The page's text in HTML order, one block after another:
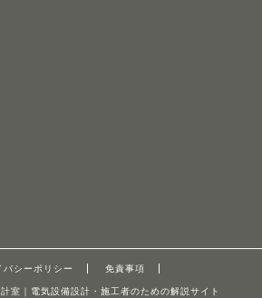
バシーポリシー 免責事項
室｜電気設備設計・施工者のための解説サイト